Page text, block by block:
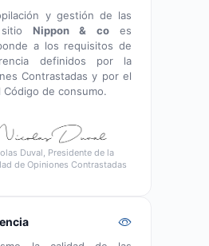
y gestión de las
sitio Nippon & coes
a los requisitos de
definidos por la
Contrastadas y por el
Código de consumo.
Duval, Presidente de la
de Opiniones Contrastadas